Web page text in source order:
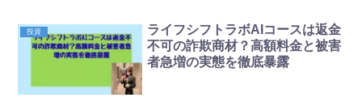
投資
ライフシフトラボAIコースは返金
不可の詐欺商材？高額料金と被害
者急増の実態を徹底暴露